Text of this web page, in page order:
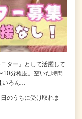
ター』として活躍して
10分程度。空いた時間
いろん…
のうちに受け取れま